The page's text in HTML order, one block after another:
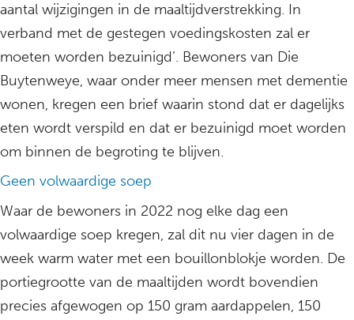
aantal wijzigingen in de maaltijdverstrekking. In
verband met de gestegen voedingskosten zal er
moeten worden bezuinigd’. Bewoners van Die
Buytenweye, waar onder meer mensen met dementie
wonen, kregen een brief waarin stond dat er dagelijks
eten wordt verspild en dat er bezuinigd moet worden
om binnen de begroting te blijven.
Geen volwaardige soep
Waar de bewoners in 2022 nog elke dag een
volwaardige soep kregen, zal dit nu vier dagen in de
week warm water met een bouillonblokje worden. De
portiegrootte van de maaltijden wordt bovendien
precies afgewogen op 150 gram aardappelen, 150